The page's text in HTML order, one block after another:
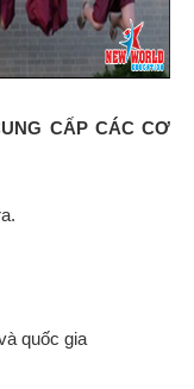
CẤP CÁC CƠ
quốc gia